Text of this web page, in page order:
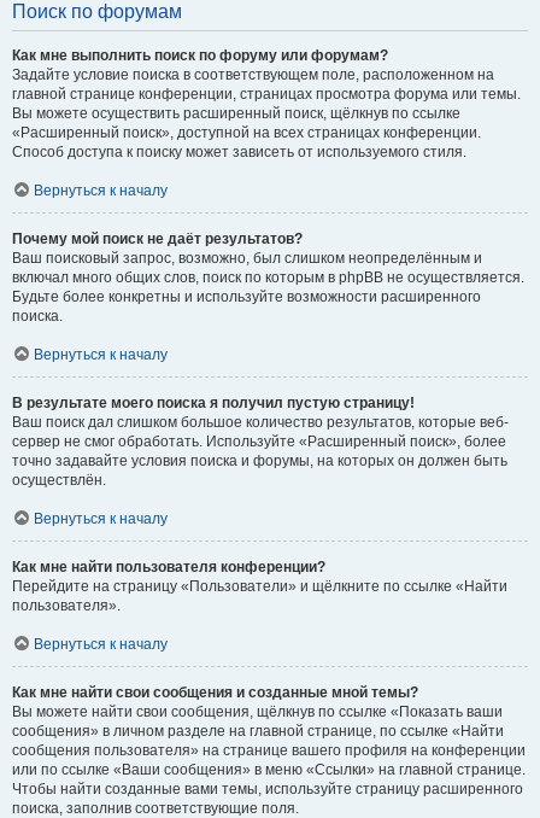
Поиск по форумам
Как мне выполнить поиск по форуму или форумам?
Задайте условие поиска в соответствующем поле, расположенном на
главной странице конференции, страницах просмотра форума или темы.
Вы можете осуществить расширенный поиск, щёлкнув по ссылке
«Расширенный поиск», доступной на всех страницах конференции.
Способ доступа к поиску может зависеть от используемого стиля.
Вернуться к началу
Почему мой поиск не даёт результатов?
Ваш поисковый запрос, возможно, был слишком неопределённым и
включал много общих слов, поиск по которым в phpBB не осуществляется.
Будьте более конкретны и используйте возможности расширенного
поиска.
Вернуться к началу
В результате моего поиска я получил пустую страницу!
Ваш поиск дал слишком большое количество результатов, которые веб-
сервер не смог обработать. Используйте «Расширенный поиск», более
точно задавайте условия поиска и форумы, на которых он должен быть
осуществлён.
Вернуться к началу
Как мне найти пользователя конференции?
Перейдите на страницу «Пользователи» и щёлкните по ссылке «Найти
пользователя».
Вернуться к началу
Как мне найти свои сообщения и созданные мной темы?
Вы можете найти свои сообщения, щёлкнув по ссылке «Показать ваши
сообщения» в личном разделе на главной странице, по ссылке «Найти
сообщения пользователя» на странице вашего профиля на конференции
или по ссылке «Ваши сообщения» в меню «Ссылки» на главной странице.
Чтобы найти созданные вами темы, используйте страницу расширенного
поиска, заполнив соответствующие поля.